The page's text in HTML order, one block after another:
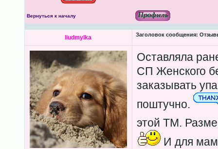
Вернуться к началу
liudmylka Заголовок сообщения:
Оставляла
СП Женского
заказывать
поштучно.
этой ТМ.
И для